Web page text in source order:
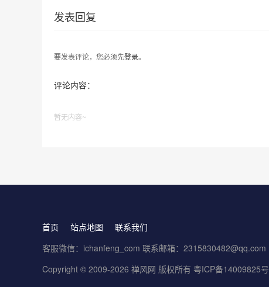
发表回复
要发表评论，您必须先登录。
评论内容：
暂无内容~
首页 站点地图
联系我们
客服微信：ichanfeng_com 联系邮箱：2315830482@qq.com
Copyright © 2009-2026 禅风网 版权所有 粤ICP备14009825号